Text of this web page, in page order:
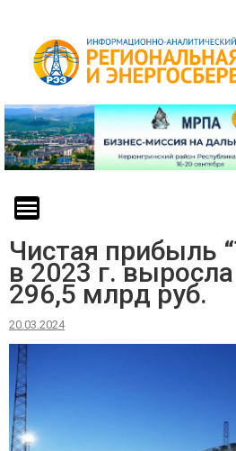
content
Чистая прибыль
в 2023 г.
296,5 млрд руб.
20.03.2024